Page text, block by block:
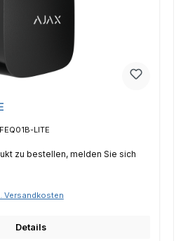
LITE
zu bestellen, melden Sie sich
Versandkosten
Details